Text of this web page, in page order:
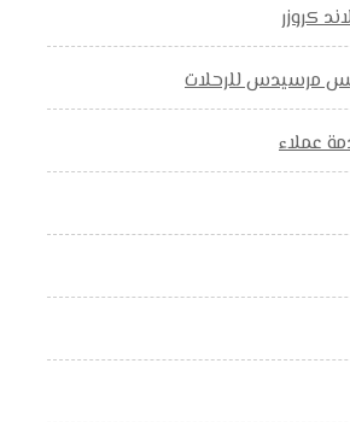
كروزر
مرسيدس للرحلات
عملاء